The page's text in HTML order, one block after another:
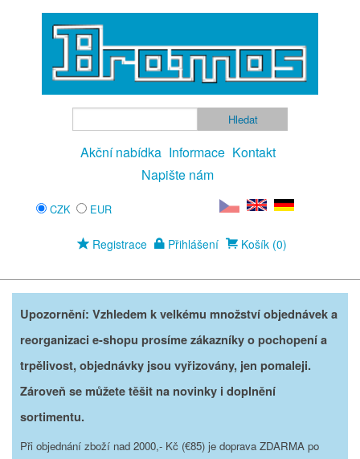
Akční nabídka Informace Kontakt
Napište nám
CZK EUR
Registrace Přihlášení Košík (0)
Upozornění: Vzhledem k velkému množství objednávek a
reorganizaci e-shopu prosíme zákazníky o pochopení a
trpělivost, objednávky jsou vyřizovány, jen pomaleji.
Zároveň se můžete těšit na novinky i doplnění
sortimentu.
Při objednání zboží nad 2000,- Kč (€85) je doprava ZDARMA po